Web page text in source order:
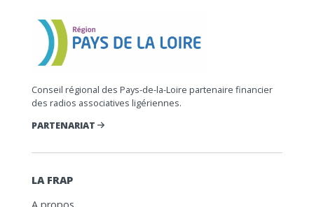
Conseil régional des Pays-de-la-Loire partenaire financier
des radios associatives ligériennes.
PARTENARIAT
LA FRAP